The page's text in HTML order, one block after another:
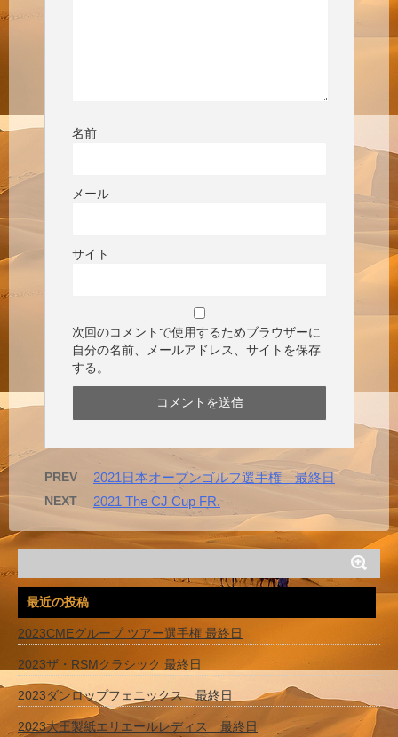
名前
メール
サイト
次回のコメントで使用するためブラウザーに
自分の名前、メールアドレス、サイトを保存
する。
PREV 2021日本オープンゴルフ選手権 最終日
NEXT 2021 The CJ Cup FR.
最近の投稿
2023CMEグループ ツアー選手権 最終日
2023ザ・RSMクラシック 最終日
2023ダンロップフェニックス 最終日
2023大王製紙エリエールレディス 最終日